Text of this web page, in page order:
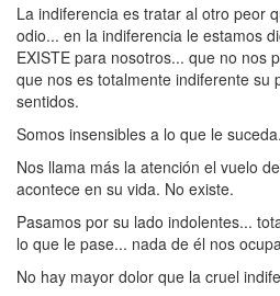
La indiferencia es tratar al otro peor
odio... en la indiferencia le estamos
EXISTE para nosotros... que no nos
que nos es totalmente indiferente su
sentidos.
Somos insensibles a lo que le suceda.
Nos llama más la atención el vuelo
acontece en su vida. No existe.
Pasamos por su lado indolentes...
lo que le pase... nada de él nos
No hay mayor dolor que la cruel